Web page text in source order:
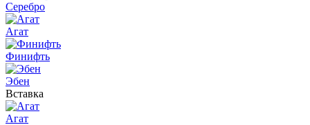
Серебро
Агат
Финифть
Эбен
Вставка
Агат